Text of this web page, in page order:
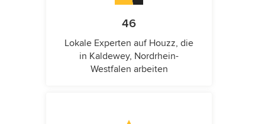
46
Lokale Experten auf Houzz, die
in Kaldewey, Nordrhein-
Westfalen arbeiten